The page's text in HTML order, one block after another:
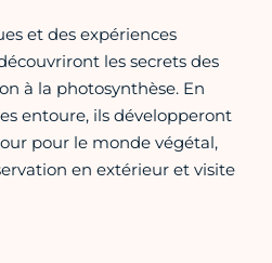
et des expériences
les secrets des
à la photosynthèse. En
entoure, ils développeront
pour le monde végétal,
en extérieur et visite